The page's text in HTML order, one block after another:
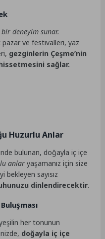
deneyim sunar.
pazar ve festivalleri, yaz
gezginlerin Çeşme’nin
sağlar.
Huzurlu Anlar
bulunan, doğayla iç içe
anlar yaşamanız için size
bekleyen sayısız
dinlendirecektir.
her tonunun
doğayla iç içe